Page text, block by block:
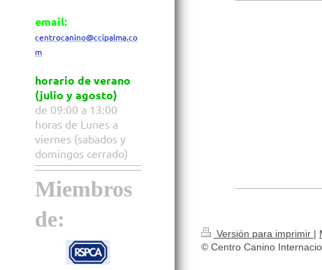
email:
centrocanino@ccipalma.co
m
horario de verano
(julio y agosto)
de 09:00 a 13:00
horas de Lunes a
viernes (sabados y
domingos cerrado)
Miembros
de:
Versión para imprimir |
© Centro Canino